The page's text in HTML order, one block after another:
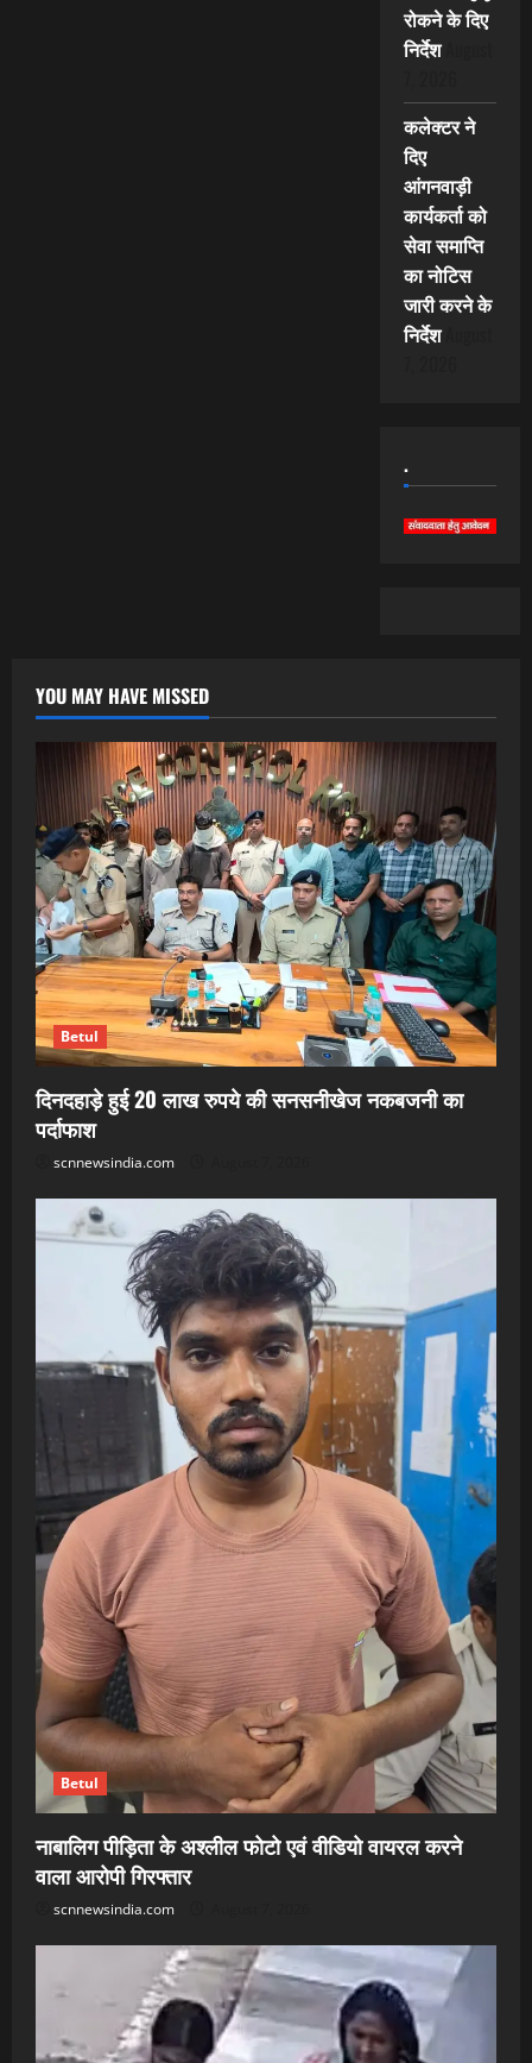
रोकने के दिए
निर्देश
कलेक्टर ने
दिए
आंगनवाड़ी
कार्यकर्ता को
सेवा समाप्ति
का नोटिस
जारी करने के
निर्देश
.
YOU MAY HAVE MISSED
Betul
दिनदहाड़े हुई 20 लाख रुपये की सनसनीखेज नकबजनी का
पर्दाफाश
scnnewsindia.com
Betul
नाबालिग पीड़िता के अश्लील फोटो एवं वीडियो वायरल करने
वाला आरोपी गिरफ्तार
scnnewsindia.com